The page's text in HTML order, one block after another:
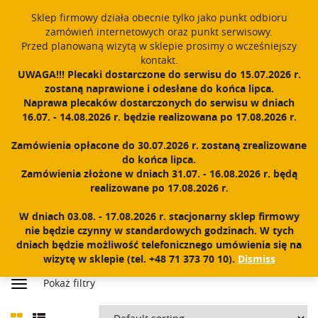
PROUDLY MADE IN POLAND SINCE 1984 English
Register Sign In 0
o
g
l
n
i
g
a
t
POCKETS AND HOLDERS
|Shop| Accessories |Pockets and holders
Pokaż filtry
Sklep firmowy działa obecnie tylko jako punkt odbioru
zamówień internetowych oraz punkt serwisowy.
Przed planowaną wizytą w sklepie prosimy o wcześniejszy
kontakt.
UWAGA!!! Plecaki dostarczone do serwisu do 15.07.2026 r.
zostaną naprawione i odesłane do końca lipca.
Naprawa plecaków dostarczonych do serwisu w dniach
16.07. - 14.08.2026 r. będzie realizowana po 17.08.2026 r.
Zamówienia opłacone do 30.07.2026 r. zostaną zrealizowane
do końca lipca.
Zamówienia złożone w dniach 31.07. - 16.08.2026 r. będą
realizowane po 17.08.2026 r.
W dniach 03.08. - 17.08.2026 r. stacjonarny sklep firmowy
nie będzie czynny w standardowych godzinach. W tych
dniach będzie możliwość telefonicznego umówienia się na
wizytę w sklepie (tel. +48 71 373 70 10). Dismiss